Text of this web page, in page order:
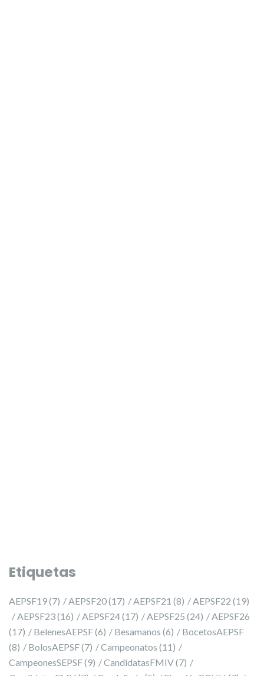
Etiquetas
AEPSF19(7) AEPSF20(17) AEPSF21 (8) AEPSF22 (19)
AEPSF23(16) AEPSF24(17) AEPSF25 (24)
AEPSF26
(17)
BelenesAEPSF(6) Besamanos (6)
BocetosAEPSF
(8)
BolosAEPSF(7) Campeonatos (11)
CampeonesSEPSF(9) CandidatasFMIV(7)